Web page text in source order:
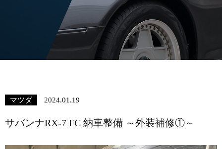
マツダ 2024.01.19
サバンナRX-7 FC 納車整備 ～外装補修①～